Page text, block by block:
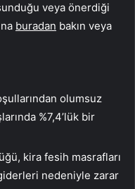
veya önerdiği
buradan bakın veya
olumsuz
%7,4’lük bir
kira fesih masrafları
nedeniyle zarar